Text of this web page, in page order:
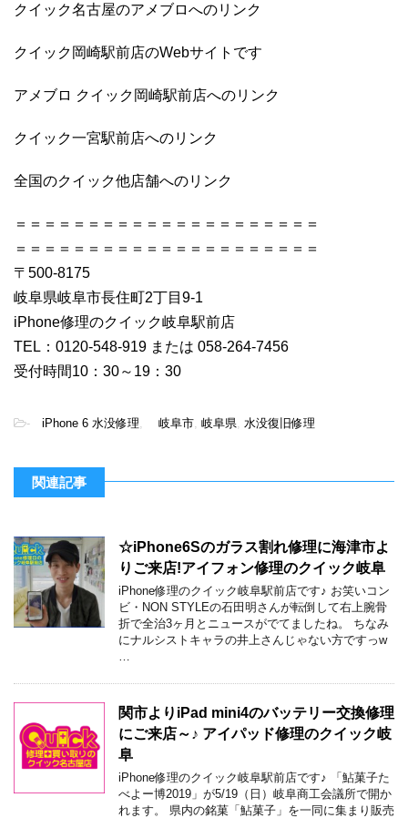
クイック名古屋のアメブロへのリンク
クイック岡崎駅前店のWebサイトです
アメブロ クイック岡崎駅前店へのリンク
クイック一宮駅前店へのリンク
全国のクイック他店舗へのリンク
＝＝＝＝＝＝＝＝＝＝＝＝＝＝＝＝＝＝＝＝＝
＝＝＝＝＝＝＝＝＝＝＝＝＝＝＝＝＝＝＝＝＝
〒500-8175
岐阜県岐阜市長住町2丁目9-1
iPhone修理のクイック岐阜駅前店
TEL：0120-548-919 または 058-264-7456
受付時間10：30～19：30
- iPhone 6 水没修理 岐阜市 岐阜県 水没復旧修理
関連記事
☆iPhone6Sのガラス割れ修理に海津市よ
りご来店!アイフォン修理のクイック岐阜
iPhone修理のクイック岐阜駅前店です♪ お笑いコン
ビ・NON STYLEの石田明さんが転倒して右上腕骨
折で全治3ヶ月とニュースがでてましたね。 ちなみ
にナルシストキャラの井上さんじゃない方ですっw
関市よりiPad mini4のバッテリー交換修理
にご来店～♪ アイパッド修理のクイック岐
阜
iPhone修理のクイック岐阜駅前店です♪ 「鮎菓子た
べよー博2019」が5/19（日）岐阜商工会議所で開か
れます。 県内の銘菓「鮎菓子」を一同に集まり販売